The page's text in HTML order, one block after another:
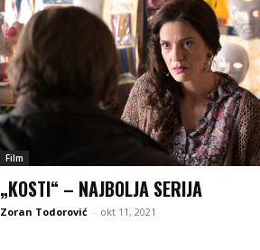
Film
„KOSTI“ – NAJBOLJA SERIJA
Zoran Todorović - okt 11, 2021